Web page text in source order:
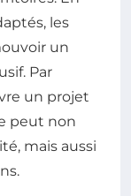
les
un
Par
un projet
peut non
mais aussi